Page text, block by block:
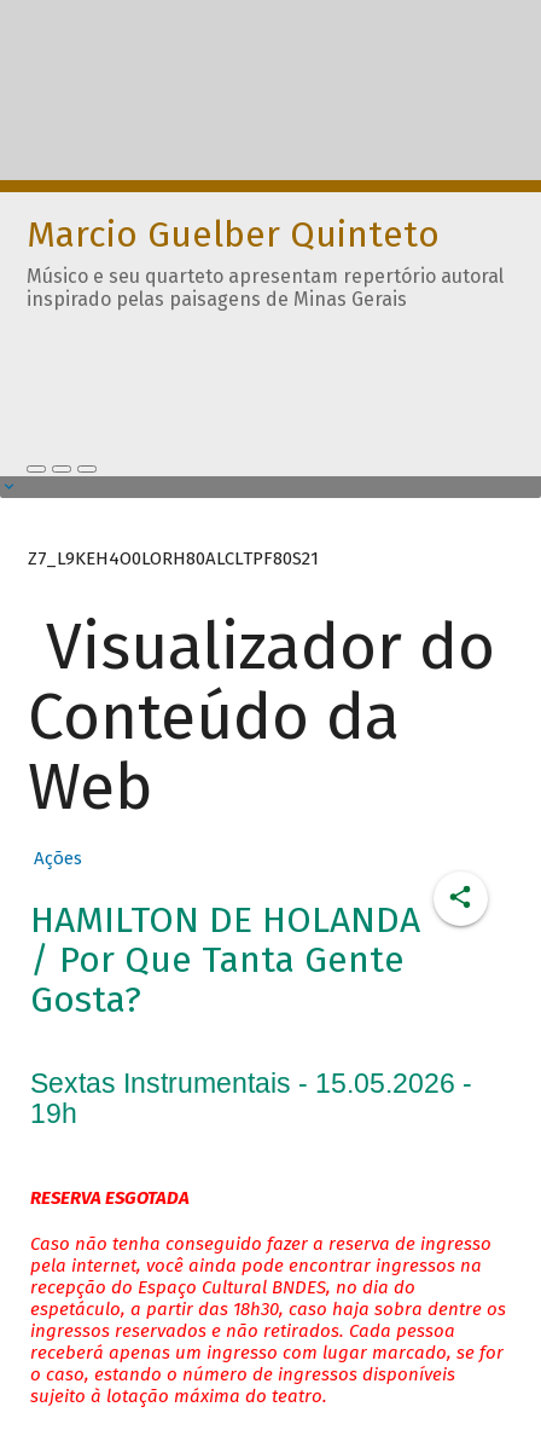
Marcio Guelber Quinteto
Músico e seu quarteto apresentam repertório autoral
inspirado pelas paisagens de Minas Gerais
Z7_L9KEH4O0LORH80ALCLTPF80S21
Visualizador do
Conteúdo da
Web
Ações
HAMILTON DE HOLANDA
/ Por Que Tanta Gente
Gosta?
Sextas Instrumentais - 15.05.2026 -
19h
RESERVA ESGOTADA
Caso não tenha conseguido fazer a reserva de ingresso
pela internet, você ainda pode encontrar ingressos na
recepção do Espaço Cultural BNDES, no dia do
espetáculo, a partir das 18h30, caso haja sobra dentre os
ingressos reservados e não retirados. Cada pessoa
receberá apenas um ingresso com lugar marcado, se for
o caso, estando o número de ingressos disponíveis
sujeito à lotação máxima do teatro.